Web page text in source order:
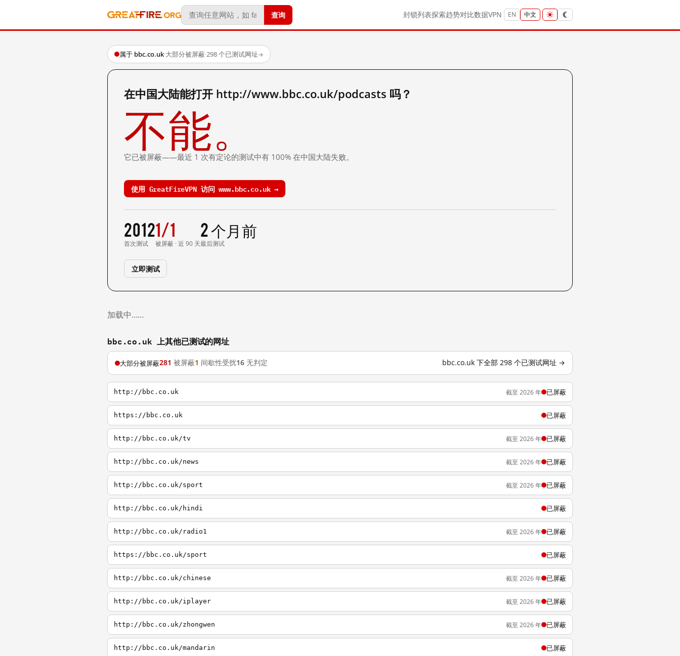
查询 封锁列表探索趋势对比数据VPN EN 中文
属于 bbc.co.uk·大部分被屏蔽·298 个已测试网址→
在中国大陆能打开 http://www.bbc.co.uk/podcasts 吗？
不能。
它已被屏蔽——最近 1 次有定论的测试中有 100% 在中国大陆失败。
使用 GreatFireVPN 访问 www.bbc.co.uk →
2012
首次测试
1/1
被屏蔽 · 近 90 天
2 个月前
最后测试
立即测试
加载中……
bbc.co.uk 上其他已测试的网址
大部分被屏蔽281 被屏蔽1 间歇性受扰16 无判定 bbc.co.uk 下全部 298 个已测试网址 →
http://bbc.co.uk 截至 2026 年 已屏蔽
https://bbc.co.uk 已屏蔽
http://bbc.co.uk/tv 截至 2026 年 已屏蔽
http://bbc.co.uk/news 截至 2026 年 已屏蔽
http://bbc.co.uk/sport 截至 2026 年 已屏蔽
http://bbc.co.uk/hindi 已屏蔽
http://bbc.co.uk/radio1 截至 2026 年 已屏蔽
https://bbc.co.uk/sport 已屏蔽
http://bbc.co.uk/chinese 截至 2026 年 已屏蔽
http://bbc.co.uk/iplayer 截至 2026 年 已屏蔽
http://bbc.co.uk/zhongwen 截至 2026 年 已屏蔽
http://bbc.co.uk/mandarin 已屏蔽